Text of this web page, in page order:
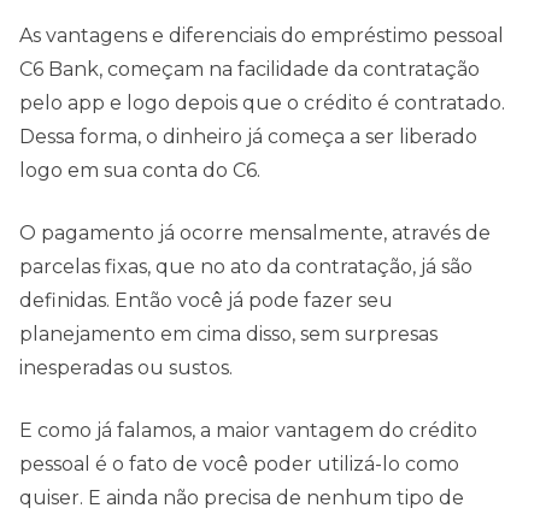
As vantagens e diferenciais do empréstimo pessoal
C6 Bank, começam na facilidade da contratação
pelo app e logo depois que o crédito é contratado.
Dessa forma, o dinheiro já começa a ser liberado
logo em sua conta do C6.
O pagamento já ocorre mensalmente, através de
parcelas fixas, que no ato da contratação, já são
definidas. Então você já pode fazer seu
planejamento em cima disso, sem surpresas
inesperadas ou sustos.
E como já falamos, a maior vantagem do crédito
pessoal é o fato de você poder utilizá-lo como
quiser. E ainda não precisa de nenhum tipo de